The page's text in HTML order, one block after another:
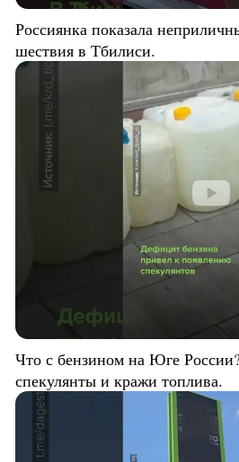
Россиянка показала
шествия в Тбилиси.
Что с бензином на Юге
спекулянты и кражи топлива.